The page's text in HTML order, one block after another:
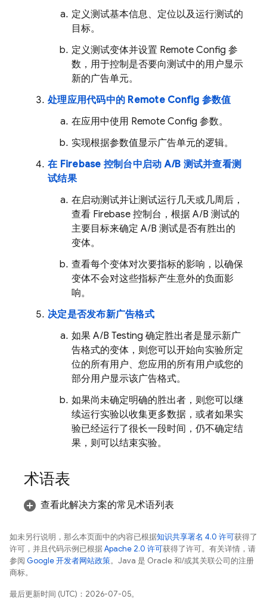
定义测试基本信息、定位以及运行测试的
目标。
定义测试变体并设置 Remote Config 参
数，用于控制是否要向测试中的用户显示
新的广告单元。
处理应用代码中的 Remote Config 参数值
在应用中使用 Remote Config 参数。
实现根据参数值显示广告单元的逻辑。
在 Firebase 控制台中启动 A/B 测试并查看测
试结果
在启动测试并让测试运行几天或几周后，
查看 Firebase 控制台，根据 A/B 测试的
主要目标来确定 A/B 测试是否有胜出的
变体。
查看每个变体对次要指标的影响，以确保
变体不会对这些指标产生意外的负面影
响。
决定是否发布新广告格式
如果 A/B Testing 确定胜出者是显示新广
告格式的变体，则您可以开始向实验所定
位的所有用户、您应用的所有用户或您的
部分用户显示该广告格式。
如果尚未确定明确的胜出者，则您可以继
续运行实验以收集更多数据，或者如果实
验已经运行了很长一段时间，仍不确定结
果，则可以结束实验。
术语表
查看此解决方案的常见术语列表
如未另行说明，那么本页面中的内容已根据知识共享署名 4.0 许可获得了
许可，并且代码示例已根据Apache 2.0 许可获得了许可。有关详情，请
参阅 Google 开发者网站政策。Java 是 Oracle 和/或其关联公司的注册
商标。
最后更新时间 (UTC)：2026-07-05。